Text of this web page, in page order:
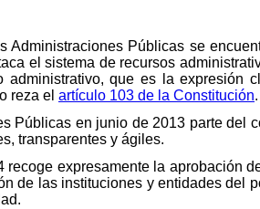
Públicas se
el sistema de recursos
administrativo, que es la expresión
reza el artículo 103 de la Constitución.
Públicas en junio de 2013 parte del
transparentes y ágiles.
expresamente la aprobación
de las instituciones y entidades del